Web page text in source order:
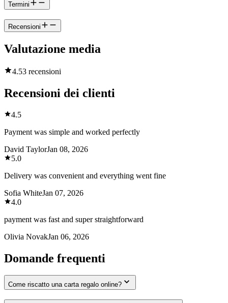
Termini
Recensioni
Valutazione media
4.53 recensioni
Recensioni dei clienti
4.5
Payment was simple and worked perfectly
David TaylorJan 08, 2026
5.0
Delivery was convenient and everything went fine
Sofia WhiteJan 07, 2026
4.0
payment was fast and super straightforward
Olivia NovakJan 06, 2026
Domande frequenti
Come riscatto una carta regalo online?